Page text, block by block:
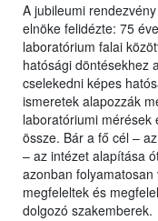
A jubileumi
elnöke felidézte: 75
laboratórium falai
hatósági döntésekhez
cselekedni képes
ismeretek alapozzák
laboratóriumi mérések
össze. Bár a fő cél –
– az intézet alapítása
azonban
megfeleltek és
dolgozó szakemberek.